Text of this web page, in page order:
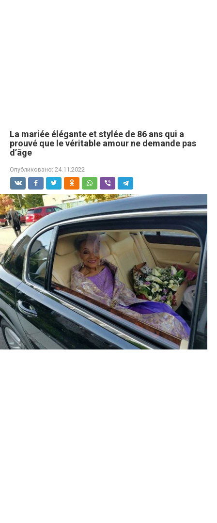
La mariée élégante et stylée de 86 ans qui a
prouvé que le véritable amour ne demande pas
d’âge
Опубликовано: 24.11.2022